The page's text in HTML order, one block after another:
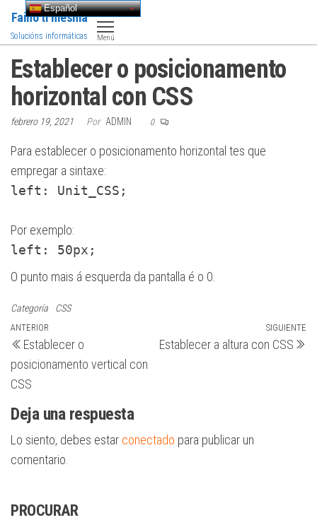
Saltar
contenido
Faino ti mesma
Solucións informáticas Menú
Establecer o posicionamento
horizontal con CSS
febrero 19, 2021 Por ADMIN 0
Para establecer o posicionamento horizontal tes que
empregar a sintaxe:
left: Unit_CSS;
Por exemplo:
left: 50px;
O punto mais á esquerda da pantalla é o 0.
Categoría CSS
Navegación
de
entradas
Entrada
anterior
ANTERIOR
Establecer o
posicionamento vertical con
CSS
SIGUIENTE
Establecer a altura con CSS
Deja una respuesta
Lo siento, debes estar conectado para publicar un
comentario.
PROCURAR
Español